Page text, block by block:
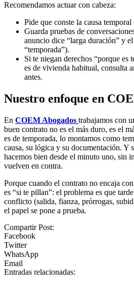
Recomendamos actuar con cabeza:
Pide que conste la causa
Guarda pruebas de
anuncio dice “larga duración” y
“temporada”).
Si te niegan derechos “porque es
es de vivienda habitual, consulta
antes.
Nuestro enfoque en
En COEM Abogados trabajamos con
buen contrato no es el más duro, es el
es de temporada, lo montamos como
causa, su lógica y su documentación. Y
hacemos bien desde el minuto uno, sin
vuelven en contra.
Porque cuando el contrato no encaja
es “si te pillan”: el problema es que
conflicto (salida, fianza, prórrogas,
el papel se pone a prueba.
Compartir Post:
Facebook
Twitter
WhatsApp
Email
Entradas relacionadas: